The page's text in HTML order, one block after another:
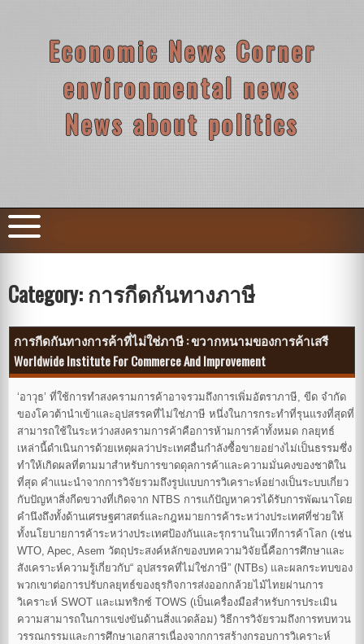
Economic News Corner
environmental news
News about politics
Category:การกีดกันทางภาษี
การกีดกันทางการค้าที่ไม่ใช่ภาษี : ขวากหนามของการค้าเสรี
Worldwide Institute For Commerce And Improvement
‘อาวุธ’ ที่ใช้การทำสงครามการค้าอาจรวมถึงการเพิ่มอัตราภาษี, ขีด จำกัด
ของโควต้านำเข้าและอุปสรรคที่ไม่ใช่ภาษี หนึ่งในการกระทำที่รุนแรงที่สุดที่
สามารถใช้ในระหว่างสงครามการค้าคือการห้ามการค้าทั้งหมด กลยุทธ์
เหล่านี้ดำเนินการด้วยเหตุผลว่าประเทศอื่นกำลังซื้อขายอย่างไม่เป็นธรรมซึ่ง
ทำให้เกิดผลที่ตามมาสำหรับการขาดดุลการค้าและความมั่นคงของชาติใน
ที่สุด คำแนะนำจากการวิจัยรวมถึงรูปแบบการวิเคราะห์อย่างเป็นระบบเกี่ยว
กับปัญหาสิ่งกีดขวางที่เกิดจาก NTBS การแก้ปัญหาควรได้รับการพัฒนาโดย
คำนึงถึงทั้งด้านเศรษฐศาสตร์และกฎหมายการค้าระหว่างประเทศที่ช่วยให้
ทั้งนโยบายการค้าระหว่างประเทศป้องกันและรุกรานในเวทีการค้าโลก (เช่น
WTO, Apec, Asem วัตถุประสงค์หลักของบทความวิจัยนี้คือการศึกษาและ
สังเคราะห์ความรู้เกี่ยวกับ“ อุปสรรคที่ไม่ใช่ภาษี” (NTBs) และผลกระทบของ
พวกเขาต่อการปรับกลยุทธ์ของธุรกิจการส่งออกกล้วยไม้ไทยผ่านการ
วิเคราะห์ SWOT และเมทริกซ์ TOWS (เป็นเครื่องมือสำหรับการประเมิน
ความสามารถในการแข่งขันด้านสิ่งแวดล้อม) วิธีการวิจัยรวมถึงการทบทวน
วรรณกรรมและการศึกษาเอกสารเนื่องจากการสร้างกรอบการวิเคราะห์